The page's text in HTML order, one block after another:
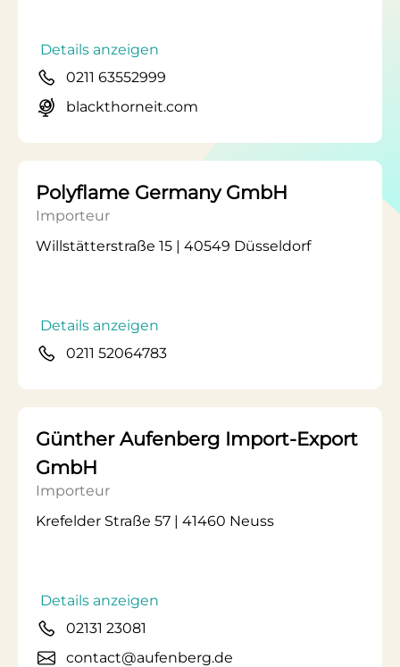
Details anzeigen
0211 63552999
blackthorneit.com
Polyflame Germany GmbH
Importeur
Willstätterstraße 15 | 40549 Düsseldorf
Details anzeigen
0211 52064783
Günther Aufenberg Import-Export
GmbH
Importeur
Krefelder Straße 57 | 41460 Neuss
Details anzeigen
02131 23081
contact@aufenberg.de